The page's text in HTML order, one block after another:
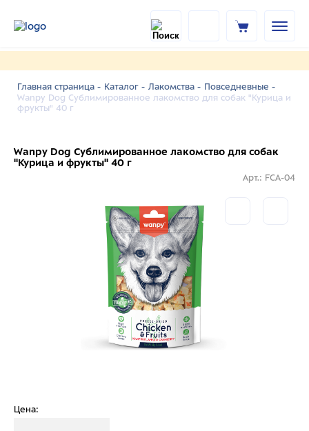
Главная страница - Каталог - Лакомства - Повседневные -
Wanpy Dog Сублимированное лакомство для собак "Курица и
фрукты" 40 г
Wanpy Dog Сублимированное лакомство для собак
"Курица и фрукты" 40 г
Арт.: FCA-04
Цена: